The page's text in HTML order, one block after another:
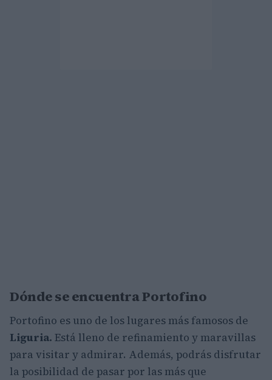
Dónde se encuentra Portofino
Portofino es uno de los lugares más famosos de
Liguria. Está lleno de refinamiento y maravillas
para visitar y admirar. Además, podrás disfrutar
la posibilidad de pasar por las más que